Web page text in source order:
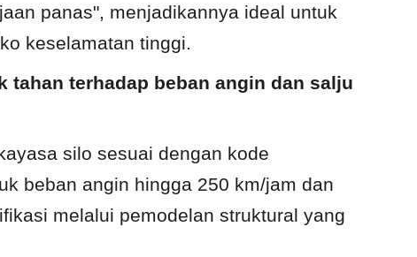
panas", menjadikannya ideal untuk
keselamatan tinggi.
tahan terhadap beban angin dan salju
silo sesuai dengan kode
beban angin hingga 250 km/jam dan
melalui pemodelan struktural yang